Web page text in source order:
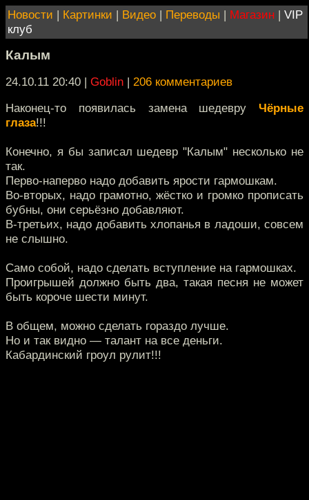
Новости | Картинки | Видео | Переводы | Магазин | VIP
клуб
Калым
24.10.11 20:40 | Goblin | 206 комментариев
Наконец-то появилась замена шедевру Чёрные
глаза!!!
Конечно, я бы записал шедевр "Калым" несколько не
так.
Перво-наперво надо добавить ярости гармошкам.
Во-вторых, надо грамотно, жёстко и громко прописать
бубны, они серьёзно добавляют.
В-третьих, надо добавить хлопанья в ладоши, совсем
не слышно.
Само собой, надо сделать вступление на гармошках.
Проигрышей должно быть два, такая песня не может
быть короче шести минут.
В общем, можно сделать гораздо лучше.
Но и так видно — талант на все деньги.
Кабардинский гроул рулит!!!